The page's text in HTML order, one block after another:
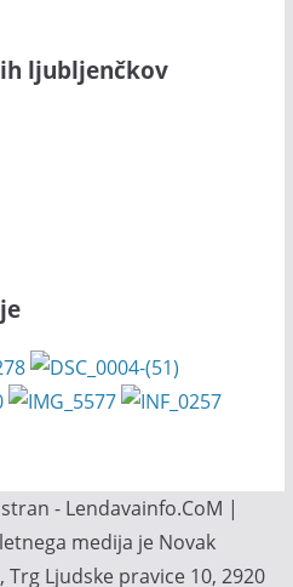
ljubljenčkov
- Lendavainfo.CoM |
medija je Novak
Trg Ljudske pravice 10, 2920